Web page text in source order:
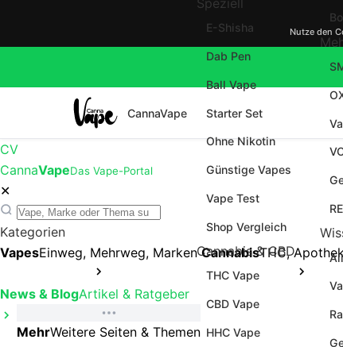
Nutze den
CannaVape
E-Shisha
Dab Pen
Ball Vape
Starter Set
Ohne Nikotin
Günstige Vapes
Vape Test
Shop Vergleich
Cannabis & CBD
THC Vape
CBD Vape
HHC Vape
CV
CannaVapeDas Vape-Portal
✕
Kategorien
VapesEinweg, Mehrweg, Marken CannabisTHC,
News & BlogArtikel & Ratgeber
MehrWeitere Seiten & Themen